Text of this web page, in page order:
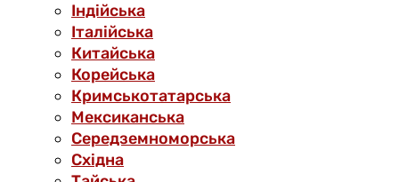
Індійська
Італійська
Китайська
Корейська
Кримськотатарська
Мексиканська
Середземноморська
Східна